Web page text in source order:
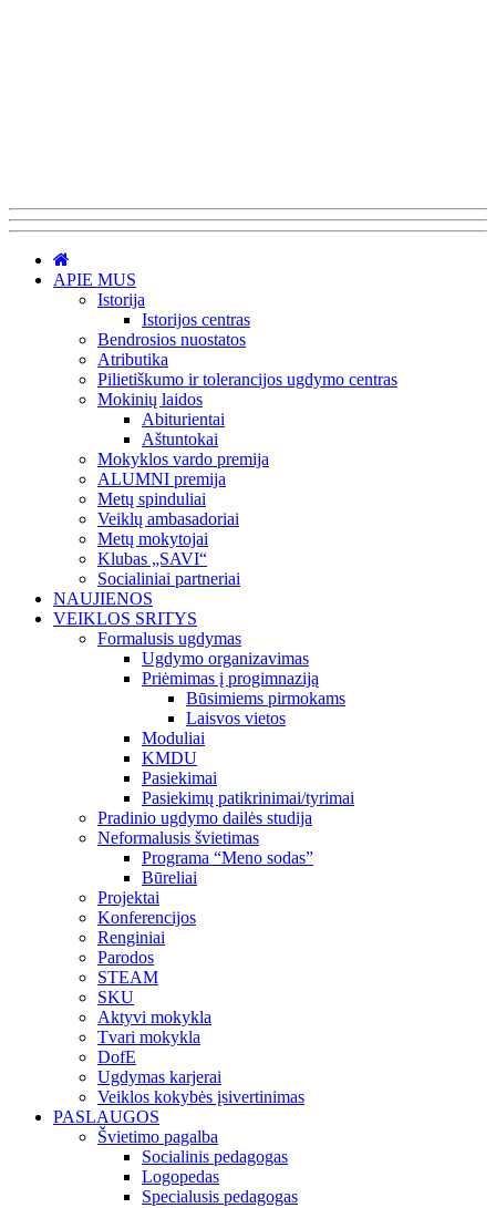
APIE MUS
Istorija
Istorijos centras
Bendrosios nuostatos
Atributika
Pilietiškumo ir tolerancijos ugdymo centras
Mokinių laidos
Abiturientai
Aštuntokai
Mokyklos vardo premija
ALUMNI premija
Metų spinduliai
Veiklų ambasadoriai
Metų mokytojai
Klubas „SAVI“
Socialiniai partneriai
NAUJIENOS
VEIKLOS SRITYS
Formalusis ugdymas
Ugdymo organizavimas
Priėmimas į progimnaziją
Būsimiems pirmokams
Laisvos vietos
Moduliai
KMDU
Pasiekimai
Pasiekimų patikrinimai/tyrimai
Pradinio ugdymo dailės studija
Neformalusis švietimas
Programa “Meno sodas”
Būreliai
Projektai
Konferencijos
Renginiai
Parodos
STEAM
SKU
Aktyvi mokykla
Tvari mokykla
DofE
Ugdymas karjerai
Veiklos kokybės įsivertinimas
PASLAUGOS
Švietimo pagalba
Socialinis pedagogas
Logopedas
Specialusis pedagogas